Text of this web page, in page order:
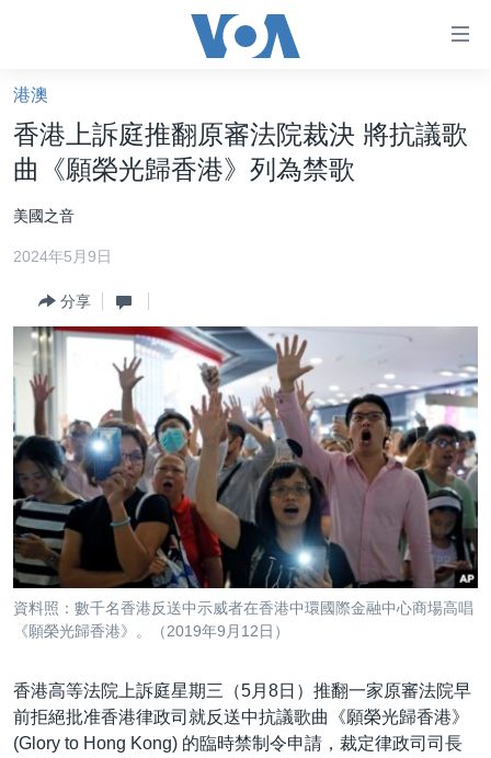
礙
鏈
接
跳
轉
內
到
導
航
跳
到
檢
索
美國大選2024
海外港人
新聞自由
揭謊頻道
美國
中國
國際
經貿
視頻
每日視頻新聞
美國專訊
視頻存檔
音頻
新聞音頻
海外港人
國語
關注我們
港澳
香港上訴庭推翻原審法院裁決 將抗議歌
曲《願榮光歸香港》列為禁歌
美國之音
2024年5月9日
分享
資料照：數千名香港反送中示威者在香港中環國際金融中心商場高唱
《願榮光歸香港》。（2019年9月12日）
香港高等法院上訴庭星期三（5月8日）推翻一家原審法院早
前拒絕批准香港律政司就反送中抗議歌曲《願榮光歸香港》
(Glory to Hong Kong) 的臨時禁制令申請，裁定律政司司長